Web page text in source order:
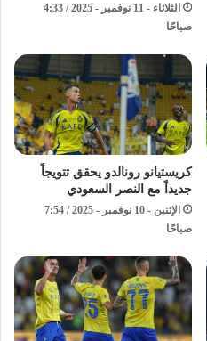
الثلاثاء - 11 نوفمبر - 2025 / 4:33
صباحًا
كريستيانو رونالدو يحقق تتويجاً
جديداً مع النصر السعودي
الإثنين - 10 نوفمبر - 2025 / 7:54
صباحًا